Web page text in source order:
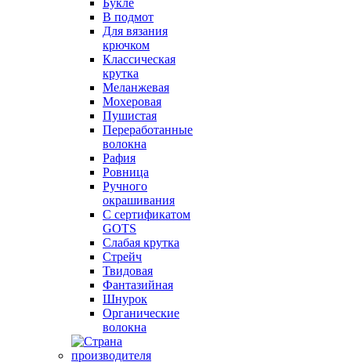
Букле
В подмот
Для вязания
крючком
Классическая
крутка
Меланжевая
Мохеровая
Пушистая
Переработанные
волокна
Рафия
Ровница
Ручного
окрашивания
С сертификатом
GOTS
Слабая крутка
Стрейч
Твидовая
Фантазийная
Шнурок
Органические
волокна